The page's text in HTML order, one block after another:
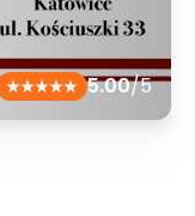
5.00/5